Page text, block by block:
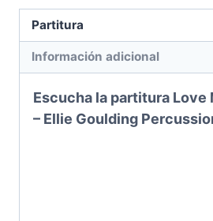
Partitura
Información adicional
Escucha la partitura Love
– Ellie Goulding